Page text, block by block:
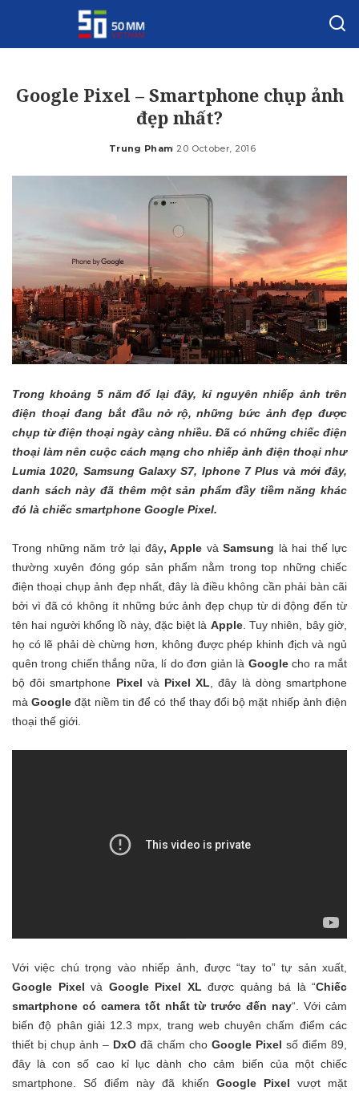
Google Pixel – Smartphone chụp ảnh
đẹp nhất?
Posted
Trung Pham 20 October, 2016
Trong khoảng 5 năm đổ lại đây, kỉ nguyên nhiếp ảnh trên
điện thoại đang bắt đầu nở rộ, những bức ảnh đẹp được
chụp từ điện thoại ngày càng nhiều. Đã có những chiếc điện
thoại làm nên cuộc cách mạng cho nhiếp ảnh điện thoại như
Lumia 1020, Samsung Galaxy S7, Iphone 7 Plus và mới đây,
danh sách này đã thêm một sản phẩm đầy tiềm năng khác
đó là chiếc smartphone Google Pixel.
Trong những năm trở lại đây, Apple và Samsung là hai thế lực
thường xuyên đóng góp sản phẩm nằm trong top những chiếc
điện thoại chụp ảnh đẹp nhất, đây là điều không cần phải bàn cãi
bởi vì đã có không ít những bức ảnh đẹp chụp từ di động đến từ
tên hai người khổng lồ này, đặc biệt là Apple. Tuy nhiên, bây giờ,
họ có lẽ phải dè chừng hơn, không được phép khinh địch và ngủ
quên trong chiến thắng nữa, lí do đơn giản là Googlecho ra mắt
bộ đôi smartphone Pixel và Pixel XL , đây là dòng smartphone
màGoogle đặt niềm tin để có thể thay đổi bộ mặt nhiếp ảnh điện
thoại thế giới.
Với việc chú trọng vào nhiếp ảnh, được “tay to” tự sản xuất,
Google Pixel và Google Pixel XLđược quảng bá là “Chiếc
smartphone có camera tốt nhất từ trước đến nay“. Với cảm
biến độ phân giải 12.3 mpx, trang web chuyên chấm điểm các
thiết bị chụp ảnh – DxO đã chấm cho Google Pixel số điểm 89,
đây là con số cao kỉ lục dành cho cảm biến của một chiếc
smartphone. Số điểm này đã khiến Google Pixel vượt mặt